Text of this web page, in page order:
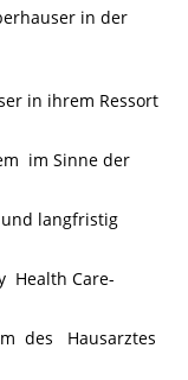
in der
in ihrem Ressort
im Sinne der
langfristig
Health Care-
des Hausarztes